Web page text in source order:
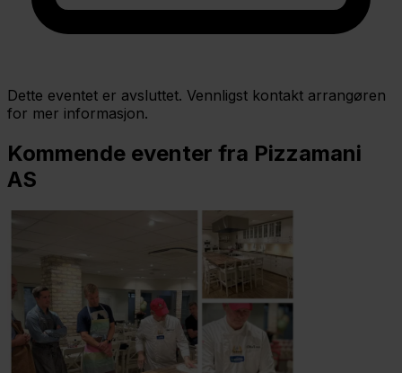
Dette eventet er avsluttet. Vennligst kontakt arrangøren
for mer informasjon.
Kommende eventer fra Pizzamani
AS